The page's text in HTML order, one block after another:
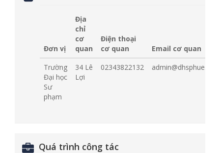
Đơn vị
Địa
chỉ
cơ
quan
Điện thoại
cơ quan
Email cơ quan
Trường
Đại học
Sư
phạm
34 Lê
Lợi
02343822132
Quá trình công tác